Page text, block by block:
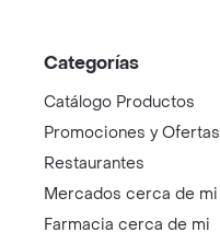
Categorías
Catálogo Productos
Promociones y Ofertas
Restaurantes
Mercados cerca de mi
Farmacia cerca de mi